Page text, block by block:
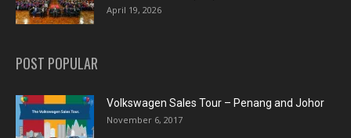
April 19, 2026
POST POPULAR
Volkswagen Sales Tour – Penang and Johor
November 6, 2017